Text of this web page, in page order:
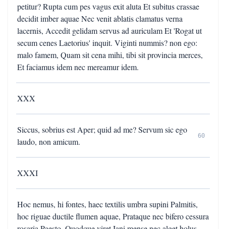
petitur? Rupta cum pes vagus exit aluta Et subitus crassae
decidit imber aquae Nec venit ablatis clamatus verna
lacernis, Accedit gelidam servus ad auriculam Et 'Rogat ut
secum cenes Laetorius' inquit. Viginti nummis? non ego:
malo famem, Quam sit cena mihi, tibi sit provincia merces,
Et faciamus idem nec mereamur idem.
XXX
Siccus, sobrius est Aper; quid ad me? Servum sic ego
laudo, non amicum.
60
XXXI
Hoc nemus, hi fontes, haec textilis umbra supini Palmitis,
hoc riguae ductile flumen aquae, Prataque nec bifero cessura